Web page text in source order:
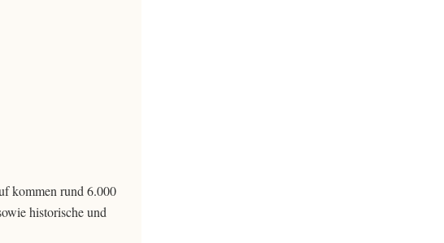
kommen rund 6.000
historische und